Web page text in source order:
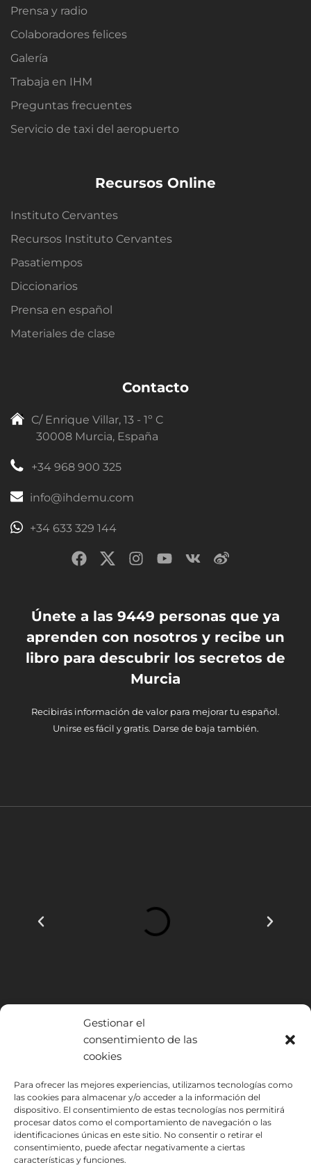
Gestionar el
consentimiento de las
cookies
Para ofrecer las mejores experiencias, utilizamos tecnologías como
las cookies para almacenar y/o acceder a la información del
dispositivo. El consentimiento de estas tecnologías nos permitirá
procesar datos como el comportamiento de navegación o las
identificaciones únicas en este sitio. No consentir o retirar el
consentimiento, puede afectar negativamente a ciertas
características y funciones.
Prensa y radio
Colaboradores felices
Galería
Trabaja en IHM
Preguntas frecuentes
Servicio de taxi del aeropuerto
Recursos Online
Instituto Cervantes
Recursos Instituto Cervantes
Pasatiempos
Diccionarios
Prensa en español
Materiales de clase
Contacto
C/ Enrique Villar, 13 - 1º C
30008 Murcia, España
+34 968 900 325
info@ihdemu.com
+34 633 329 144
Únete a las 9449 personas que ya
aprenden con nosotros y recibe un
libro para descubrir los secretos de
Murcia
Recibirás información de valor para mejorar tu español.
Unirse es fácil y gratis. Darse de baja también.
INSTITUTO HISPANICO DE MURCIA, SOCIEDAD LIMITADA ha sido
beneficiario del Fondo Europeo de Desarrollo Regional cuyo objetivo
es mejorar el uso y la calidad de las tecnologías de la información y de
las comunicaciones y el acceso a las mismas y gracias al que ha
podido implantar las siguientes soluciones: Presencia web a través de
página propia. Esta acción ha tenido lugar durante 2020. Para ello ha
contado con el apoyo del programa TIC Cámaras de la Cámara de